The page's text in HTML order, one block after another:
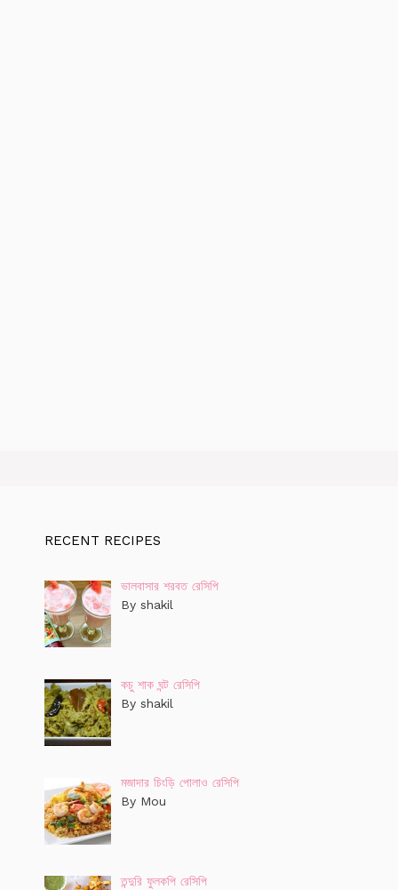
RECENT RECIPES
ভালবাসার শরবত রেসিপি
By shakil
কচু শাক ঘন্ট রেসিপি
By shakil
মজাদার চিংড়ি পোলাও রেসিপি
By Mou
তন্দুরি ফুলকপি রেসিপি